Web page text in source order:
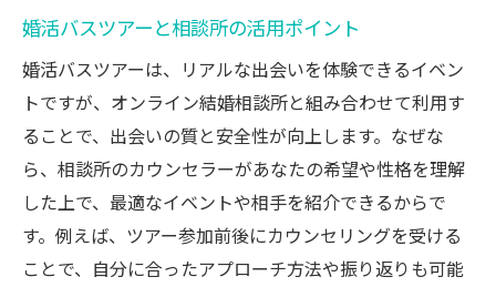
出会いの質を左右するサポート体制とは
埼玉で安心して婚活できるポイント
評判や口コミを参考に比較する方法
成婚へ近づくオンライン婚活の秘訣を紹介
オンライン結婚相談所で成婚率を高める秘
訣
効率的な婚活ステップとマッチング例
婚活バスツアーと相談所の活用ポイント
婚活バスツアーは、リアルな出会いを体験できるイベン
トですが、オンライン結婚相談所と組み合わせて利用す
ることで、出会いの質と安全性が向上します。なぜな
ら、相談所のカウンセラーがあなたの希望や性格を理解
した上で、最適なイベントや相手を紹介できるからで
す。例えば、ツアー参加前後にカウンセリングを受ける
ことで、自分に合ったアプローチ方法や振り返りも可能